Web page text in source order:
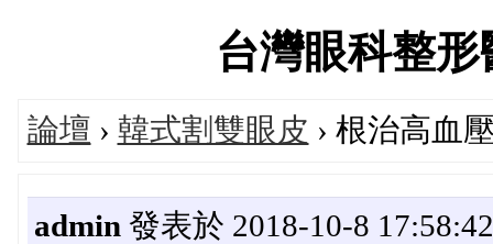
台灣眼科整
論壇 › 韓式割雙眼皮 › 根治高血
admin 發表於 2018-10-8 17:58:42